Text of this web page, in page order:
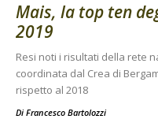
Mais, la top ten
2019
Resi noti i risultati della rete
coordinata dal Crea di
rispetto al 2018
Di Francesco Bartolozzi